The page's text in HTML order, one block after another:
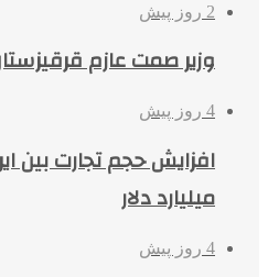
2 روز پیش
وزیر صمت عازم
4 روز پیش
میلیارد دلار
4 روز پیش